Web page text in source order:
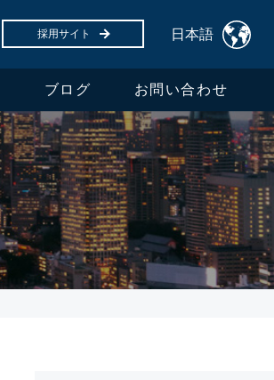
日本語
採用サイト
ブログ お問い合わせ